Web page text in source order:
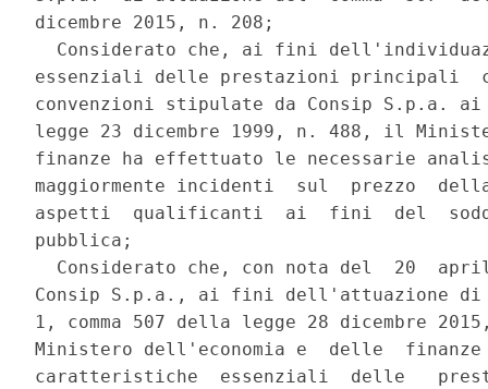
dicembre 2015, n. 208;
Considerato che, ai fini
essenziali delle prestazioni principali
convenzioni stipulate da Consip
legge 23 dicembre 1999, n. 488, il
finanze ha effettuato le necessarie
maggiormente incidenti  sul  prezzo
aspetti  qualificanti  ai  fini  del
pubblica;
Considerato che, con nota del  20
Consip S.p.a., ai fini dell'attuazione
1, comma 507 della legge 28 dicembre
Ministero dell'economia e  delle
caratteristiche  essenziali  delle